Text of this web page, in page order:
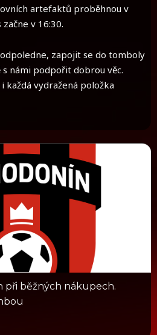
artefaktů proběhnou v
v 16:30.
zapojit se do tomboly
námi podpořit dobrou věc.
každá vydražená položka
při běžných nákupech.